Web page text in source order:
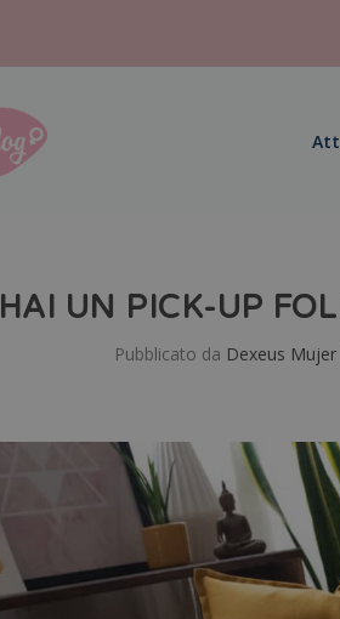
HAI UN PICK-UP
Pubblicato da Dexeus Mujer